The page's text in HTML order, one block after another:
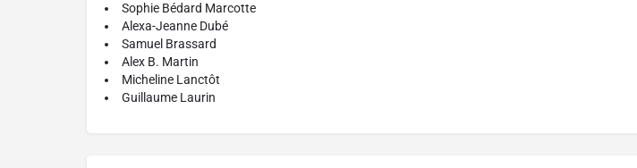
Sophie Bédard Marcotte
Alexa-Jeanne Dubé
Samuel Brassard
Alex B. Martin
Micheline Lanctôt
Guillaume Laurin